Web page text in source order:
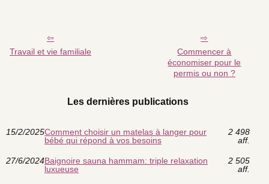
Travail et vie familiale
Commencer à
économiser pour le
permis ou non ?
Les dernières publications
15/2/2025Comment choisir un matelas à langer pour
bébé qui répond à vos besoins
2 498
aff.
27/6/2024Baignoire sauna hammam: triple relaxation
luxueuse
2 505
aff.